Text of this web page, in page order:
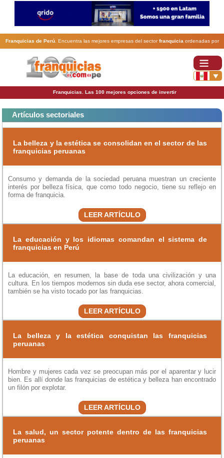
Franquicias de Perú. Encuentra las mejores empresas del sectorfranquicia ordenadas por
actividad. En www.100franquicias.com.pe encontrarás las más rentables, baratas y
Franquicias. Las 100 mejores opciones de invertir
Artículos sectoriales
La belleza y la estética se consolidan en el sector de las
franquicias peruanas
Consumo y demanda de la sociedad peruana muestran un creciente
interés por belleza física, que como todo negocio, tiene su reflejo en
forma de franquicia.
LEER ARTÍCULO
La educación y los idiomas comandan el sistema de
franquicias en Perú
La educación, en resumen, la base de toda una civilización y una
cultura. En los tiempos modernos sin duda ese sector, ahora comercial,
también se ha visto tocado por las franquicias.
LEER ARTÍCULO
La belleza y la estética conquistan las franquicias
peruanas
Hombre y mujeres cada vez se preocupan más por el aparentar y lucir
bien. Es allí donde las franquicias de estética y belleza han encontrado
un filón por explotar.
LEER ARTÍCULO
La salud, un sector potente dentro de las franquicias
peruanas